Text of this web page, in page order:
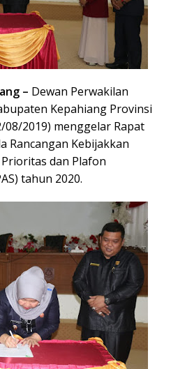
– Dewan Perwakilan
Kepahiang Provinsi
2019) menggelar Rapat
Rancangan Kebijakkan
dan Plafon
tahun 2020.